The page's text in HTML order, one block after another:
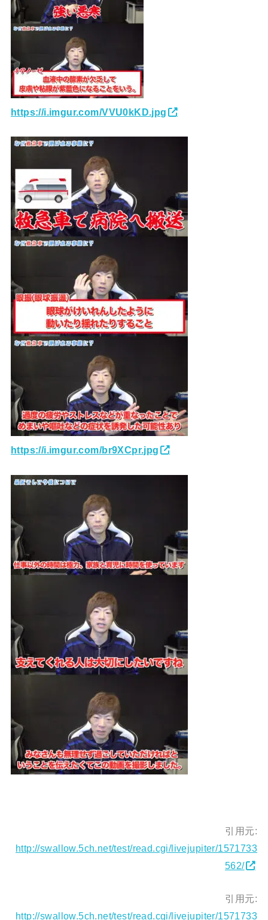
https://i.imgur.com/VVU0kKD.jpg
https://i.imgur.com/br9XCpr.jpg
引用元:
http://swallow.5ch.net/test/read.cgi/livejupiter/1571733
562/
引用元:
http://swallow.5ch.net/test/read.cgi/livejupiter/1571733